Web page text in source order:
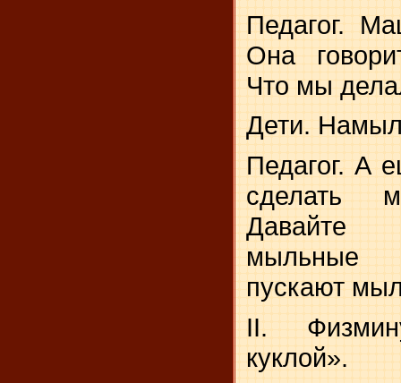
Педагог.
Она
Что мы
Дети.
Педагог. А
сделать
Давайте
мыльные
пускают
II.
куклой».